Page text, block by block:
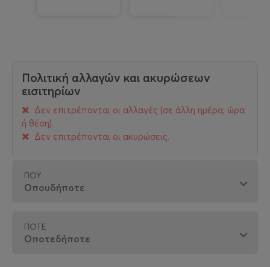
Πολιτική αλλαγών και ακυρώσεων
εισιτηρίων
Δεν επιτρέπονται οι αλλαγές (σε άλλη ημέρα, ώρα
ή θέση).
Δεν επιτρέπονται οι ακυρώσεις.
ΠΟΎ
ΠΌΤΕ